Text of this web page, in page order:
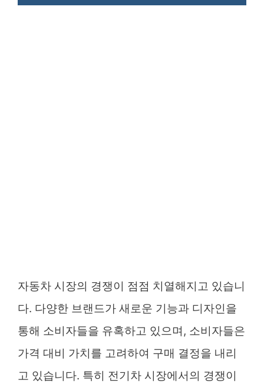
자동차 시장의 경쟁이 점점 치열해지고 있습니
다. 다양한 브랜드가 새로운 기능과 디자인을
통해 소비자들을 유혹하고 있으며, 소비자들은
가격 대비 가치를 고려하여 구매 결정을 내리
고 있습니다. 특히 전기차 시장에서의 경쟁이